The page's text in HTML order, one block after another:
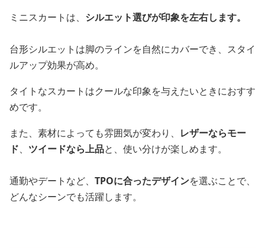
ミニスカートは、 シルエット選びが印象を左右します。
台形シルエットは脚のラインを自然にカバーでき、スタイ
ルアップ効果が高め。
タイトなスカートはクールな印象を与えたいときにおすす
めです。
また、素材によっても雰囲気が変わり、 レザーならモー
ド、 ツイードなら上品と、使い分けが楽しめます。
通勤やデートなど、 TPOに合ったデザインを選ぶことで、
どんなシーンでも活躍します。